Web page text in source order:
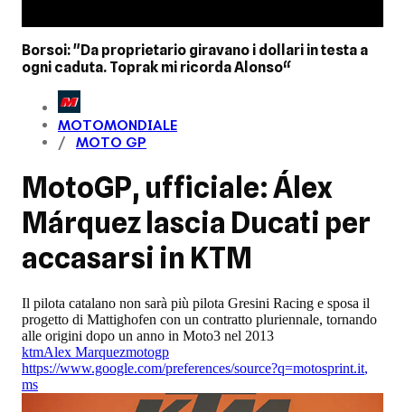
Borsoi: "Da proprietario giravano i dollari in testa a
ogni caduta. Toprak mi ricorda Alonso“
MOTOMONDIALE
MOTO GP
MotoGP, ufficiale: Álex
Márquez lascia Ducati per
accasarsi in KTM
Il pilota catalano non sarà più pilota Gresini Racing e sposa il
progetto di Mattighofen con un contratto pluriennale, tornando
alle origini dopo un anno in Moto3 nel 2013
ktmAlex Marquezmotogp
https://www.google.com/preferences/source?q=motosprint.it,
ms